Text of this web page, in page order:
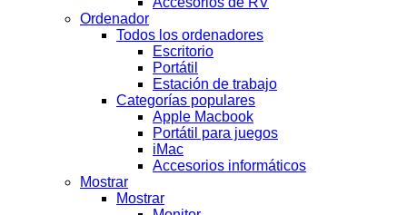
Ordenador
Todos los ordenadores
Escritorio
Portátil
Estación de trabajo
Categorías populares
Apple Macbook
Portátil para juegos
iMac
Accesorios informáticos
Mostrar
Mostrar